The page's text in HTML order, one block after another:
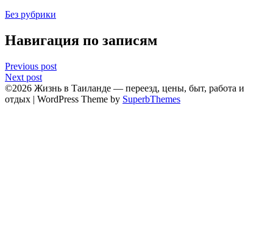
Без рубрики
Навигация по записям
Previous post
Next post
©2026 Жизнь в Таиланде — переезд, цены, быт, работа и
отдых | WordPress Theme by SuperbThemes